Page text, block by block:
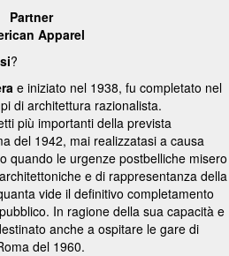
Partner
Apparel
?
e iniziato nel 1938, fu completato nel
di architettura razionalista.
più importanti della prevista
del 1942, mai realizzatasi a causa
quando le urgenze postbelliche misero
e di rappresentanza della
vide il definitivo completamento
In ragione della sua capacità e
anche a ospitare le gare di
del 1960.